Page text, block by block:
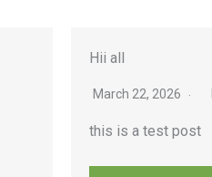
Hii all
March 22, 2026
this is a test post